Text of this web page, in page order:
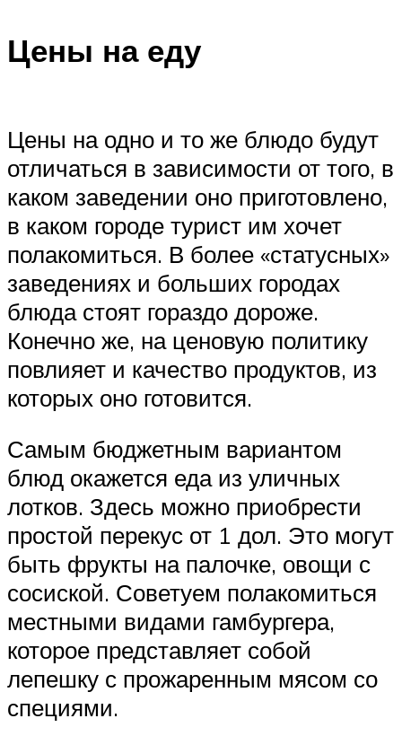
Цены на еду
Цены на одно и то же блюдо будут
отличаться в зависимости от того, в
каком заведении оно приготовлено,
в каком городе турист им хочет
полакомиться. В более «статусных»
заведениях и больших городах
блюда стоят гораздо дороже.
Конечно же, на ценовую политику
повлияет и качество продуктов, из
которых оно готовится.
Самым бюджетным вариантом
блюд окажется еда из уличных
лотков. Здесь можно приобрести
простой перекус от 1 дол. Это могут
быть фрукты на палочке, овощи с
сосиской. Советуем полакомиться
местными видами гамбургера,
которое представляет собой
лепешку с прожаренным мясом со
специями.